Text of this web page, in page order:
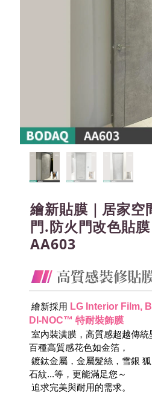
繪新貼膜｜居家空
門.防火門改色貼
AA603
繪新採用 LG Interior Film,
DI-NOC™ 特耐裝飾膜
百種高質感花色如金箔，
石紋...等，更能滿足您～
追求完美與耐用的需求。